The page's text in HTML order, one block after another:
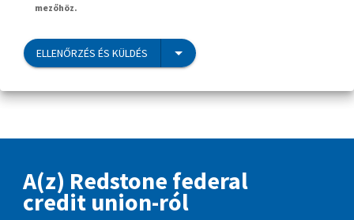
mezőhöz.
ELLENŐRZÉS ÉS KÜLDÉS
A(z) Redstone federal
credit union-ról